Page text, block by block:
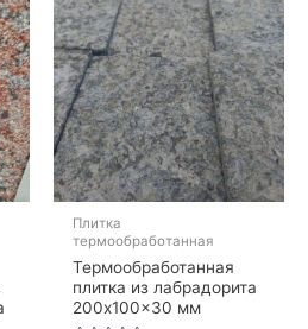
Плитка
термообработанная
Термообработанная
плитка из лабрадорита
200x100x30 мм